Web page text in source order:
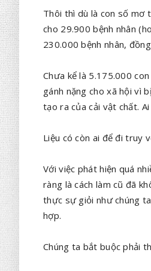
Thôi thì dù là con số mơ
cho 29.900 bệnh nhân
230.000 bệnh nhân,
Chưa kể là 5.175.000
gánh nặng cho xã hội vì
tạo ra của cải vật chất.
Liệu có còn ai để đi truy
Với việc phát hiện quá
ràng là cách làm cũ đã
thực sự giỏi như chúng
hợp.
Chúng ta bắt buộc phải